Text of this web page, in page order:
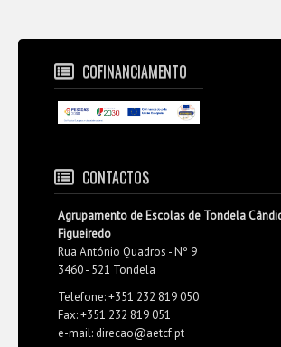
COFINANCIAMENTO
CONTACTOS
Agrupamento de Escolas de Tondela
Figueiredo
Rua António Quadros - Nº 9
3460 - 521 Tondela
Telefone: +351 232 819 050
Fax: +351 232 819 051
e-mail: direcao@aetcf.pt